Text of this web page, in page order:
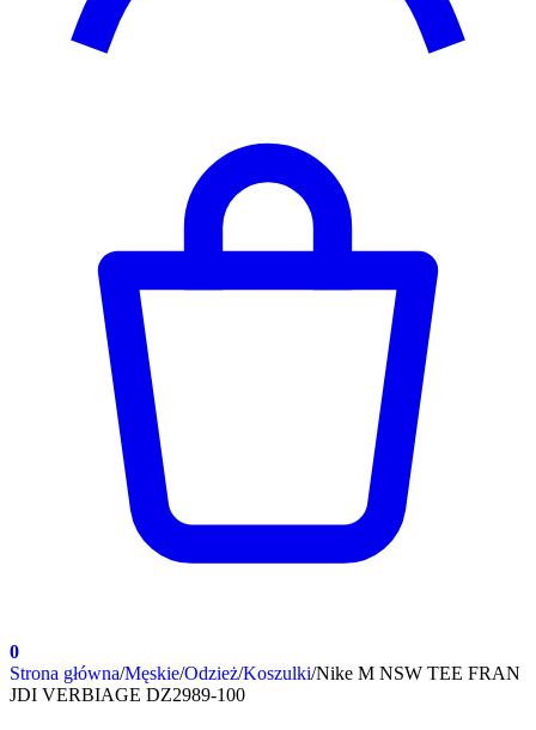
0
Strona główna/Męskie/Odzież/Koszulki/Nike M NSW TEE FRAN
JDI VERBIAGE DZ2989-100